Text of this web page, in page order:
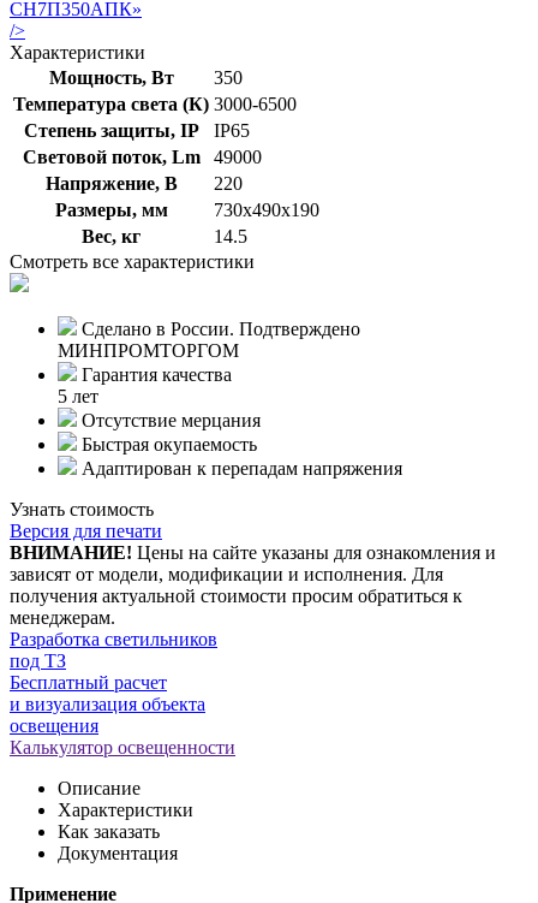
/>
Характеристики
Мощность, Вт
350
Температура света (К) 3000-6500
Степень защиты, IP
IP65
Световой поток, Lm
49000
Напряжение, В
220
Размеры, мм
730х490х190
Вес, кг
14.5
Смотреть все характеристики
Сделано в России. Подтверждено
МИНПРОМТОРГОМ
Гарантия качества
5 лет
Отсутствие мерцания
Быстрая окупаемость
Адаптирован к перепадам напряжения
Узнать стоимость
Версия для печати
ВНИМАНИЕ! Цены на сайте указаны для ознакомления и
зависят от модели, модификации и исполнения. Для
получения актуальной стоимости просим обратиться к
менеджерам.
Разработка светильников
под ТЗ
Бесплатный расчет
и визуализация объекта
освещения
Калькулятор освещенности
Описание
Характеристики
Как заказать
Документация
Применение